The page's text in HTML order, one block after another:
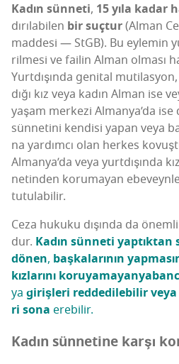
Kadın sün­ne­ti, 15 yıla kadar
dı­rı­la­bi­len bir suç­tur(Alman
mad­de­si — StGB). Bu eyle­min
ril­me­si ve failin Alman olma­sı
Yurt­dı­şın­da geni­tal
dı­ğı kız veya kadın Alman ise
yaşam mer­ke­zi Alman­ya­’­da ise
sün­ne­ti­ni ken­di­si yapan veya
na yar­dım­cı olan her­kes
Alman­ya­’­da veya yurt­dı­şın­da
ne­tin­den koru­ma­yan
tutulabilir.
Ceza huku­ku dışın­da da
dur. Kadın sün­ne­ti yap­tık­tan
dönen, baş­ka­la­rı­nın
kız­la­rı­nı koru­ya­ma­yan
ya giriş­le­ri red­de­di­le­bi­lir
ri sona erebilir.
Kadın sün­ne­ti­ne kar­şı